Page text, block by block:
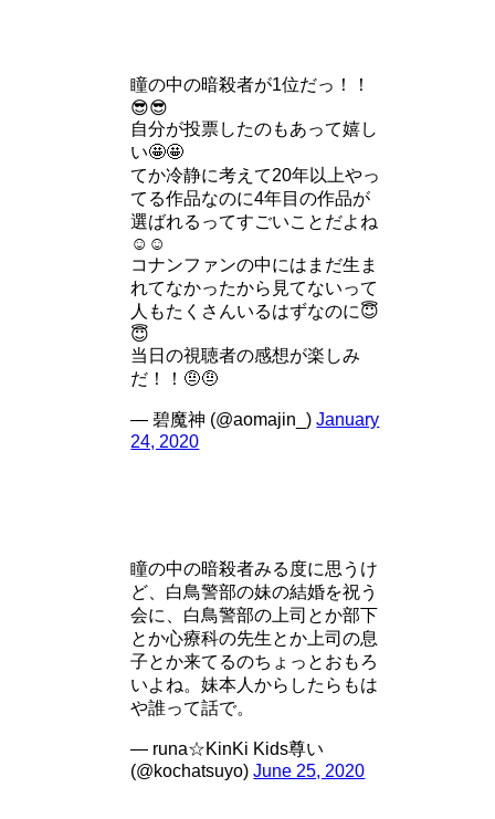
瞳の中の暗殺者が1位だっ！！
😎😎
自分が投票したのもあって嬉し
い🤩🤩
てか冷静に考えて20年以上やっ
てる作品なのに4年目の作品が
選ばれるってすごいことだよね
☺️☺️
コナンファンの中にはまだ生ま
れてなかったから見てないって
人もたくさんいるはずなのに😇
😇
当日の視聴者の感想が楽しみ
だ！！🤨🤨
— 碧魔神 (@aomajin_)January
24, 2020
瞳の中の暗殺者みる度に思うけ
ど、白鳥警部の妹の結婚を祝う
会に、白鳥警部の上司とか部下
とか心療科の先生とか上司の息
子とか来てるのちょっとおもろ
いよね。妹本人からしたらもは
や誰って話で。
— runa☆KinKi Kids尊い
(@kochatsuyo)June 25, 2020